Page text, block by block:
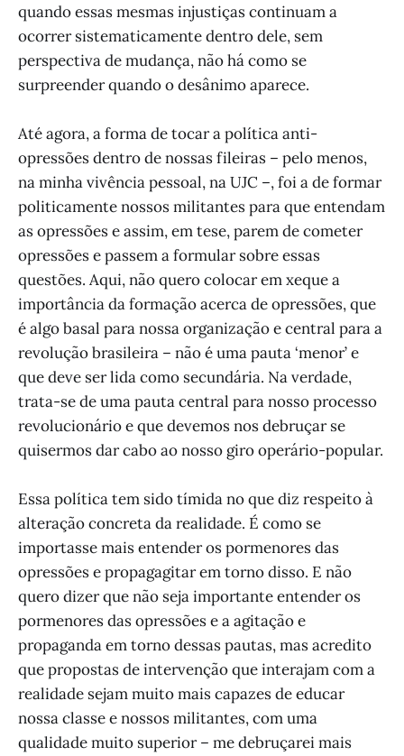
quando essas mesmas injustiças continuam a
ocorrer sistematicamente dentro dele, sem
perspectiva de mudança, não há como se
surpreender quando o desânimo aparece.
Até agora, a forma de tocar a política anti-
opressões dentro de nossas fileiras – pelo menos,
na minha vivência pessoal, na UJC –, foi a de formar
politicamente nossos militantes para que entendam
as opressões e assim, em tese, parem de cometer
opressões e passem a formular sobre essas
questões. Aqui, não quero colocar em xeque a
importância da formação acerca de opressões, que
é algo basal para nossa organização e central para a
revolução brasileira – não é uma pauta ‘menor’ e
que deve ser lida como secundária. Na verdade,
trata-se de uma pauta central para nosso processo
revolucionário e que devemos nos debruçar se
quisermos dar cabo ao nosso giro operário-popular.
Essa política tem sido tímida no que diz respeito à
alteração concreta da realidade. É como se
importasse mais entender os pormenores das
opressões e propagagitar em torno disso. E não
quero dizer que não seja importante entender os
pormenores das opressões e a agitação e
propaganda em torno dessas pautas, mas acredito
que propostas de intervenção que interajam com a
realidade sejam muito mais capazes de educar
nossa classe e nossos militantes, com uma
qualidade muito superior – me debruçarei mais